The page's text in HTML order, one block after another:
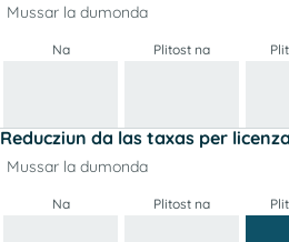
Mussar la dumonda
Na Plitost na
Reducziun da las taxas per
Mussar la dumonda
Na Plitost na